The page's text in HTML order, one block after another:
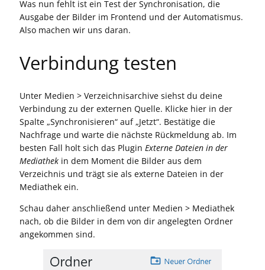
Was nun fehlt ist ein Test der Synchronisation, die
Ausgabe der Bilder im Frontend und der Automatismus.
Also machen wir uns daran.
Verbindung testen
Unter Medien > Verzeichnisarchive siehst du deine
Verbindung zu der externen Quelle. Klicke hier in der
Spalte „Synchronisieren“ auf „Jetzt“. Bestätige die
Nachfrage und warte die nächste Rückmeldung ab. Im
besten Fall holt sich das Plugin Externe Dateien in der
Mediathek in dem Moment die Bilder aus dem
Verzeichnis und trägt sie als externe Dateien in der
Mediathek ein.
Schau daher anschließend unter Medien > Mediathek
nach, ob die Bilder in dem von dir angelegten Ordner
angekommen sind.